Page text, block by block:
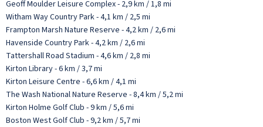
Geoff Moulder Leisure Complex - 2,9 km / 1,8 mi
Witham Way Country Park - 4,1 km / 2,5 mi
Frampton Marsh Nature Reserve - 4,2 km / 2,6 mi
Havenside Country Park - 4,2 km / 2,6 mi
Tattershall Road Stadium - 4,6 km / 2,8 mi
Kirton Library - 6 km / 3,7 mi
Kirton Leisure Centre - 6,6 km / 4,1 mi
The Wash National Nature Reserve - 8,4 km / 5,2 mi
Kirton Holme Golf Club - 9 km / 5,6 mi
Boston West Golf Club - 9,2 km / 5,7 mi